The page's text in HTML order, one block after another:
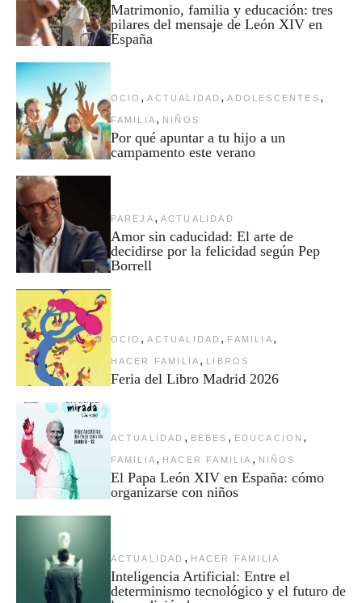
Matrimonio, familia y educación: tres
pilares del mensaje de León XIV en
España
OCIO , ACTUALIDAD , ADOLESCENTES ,
FAMILIA , NIÑOS
Por qué apuntar a tu hijo a un
campamento este verano
PAREJA , ACTUALIDAD
Amor sin caducidad: El arte de
decidirse por la felicidad según Pep
Borrell
OCIO , ACTUALIDAD , FAMILIA ,
HACER FAMILIA , LIBROS
Feria del Libro Madrid 2026
ACTUALIDAD , BEBES , EDUCACION ,
FAMILIA , HACER FAMILIA , NIÑOS
El Papa León XIV en España: cómo
organizarse con niños
ACTUALIDAD , HACER FAMILIA
Inteligencia Artificial: Entre el
determinismo tecnológico y el futuro de